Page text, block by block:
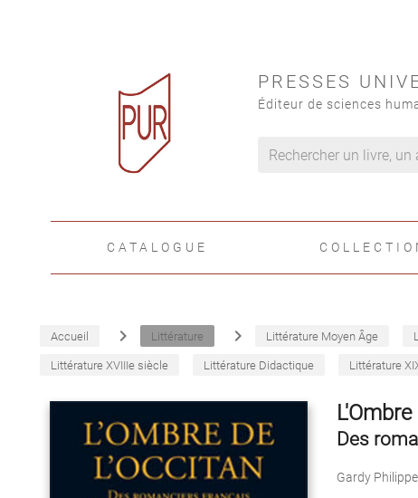
PRESSES
Éditeur de sciences
CATALOGUE
Accueil navigate_next Littérature navigate_next Littérature Moyen Âge
Littérature XVIIIe siècle Littérature Didactique Littérature
Des
Gardy Philippe